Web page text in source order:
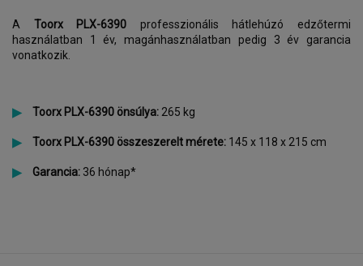
A Toorx PLX-6390 professzionális hátlehúzó edzőtermi
használatban 1 év, magánhasználatban pedig 3 év garancia
vonatkozik.
Toorx PLX-6390 önsúlya: 265 kg
Toorx PLX-6390 összeszerelt mérete: 145 x 118 x 215 cm
Garancia: 36 hónap*